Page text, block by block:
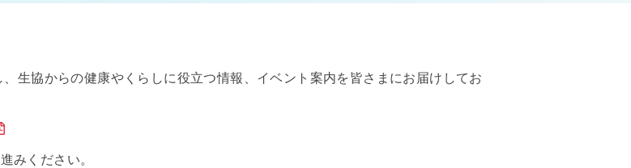
生協からの健康やくらしに役立つ情報、イベント案内を皆さまにお届けしてお
みください。